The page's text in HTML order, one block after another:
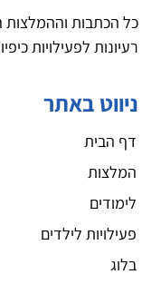
כל הכתבות וההמלצות
רעיונות לפעילויות
ניווט באתר
דף הבית
המלצות
לימודים
פעילויות לילדים
בלוג